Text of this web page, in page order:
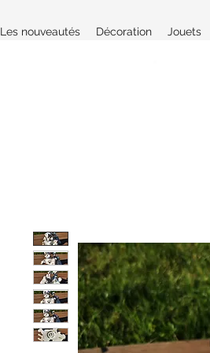
Les nouveautés Décoration Jouets